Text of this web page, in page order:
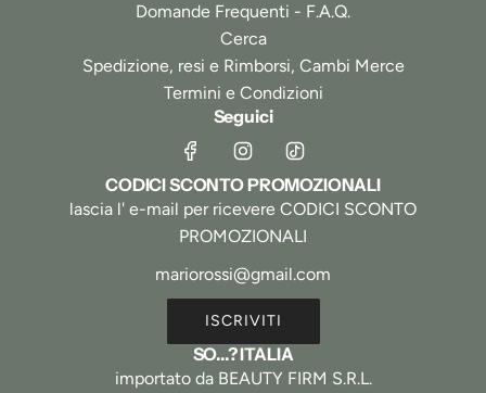
Domande Frequenti - F.A.Q.
Cerca
Spedizione, resi e Rimborsi, Cambi Merce
Termini e Condizioni
Seguici
CODICI SCONTO PROMOZIONALI
lascia l' e-mail per ricevere CODICI SCONTO
PROMOZIONALI
ISCRIVITI
SO...? ITALIA
importato da BEAUTY FIRM S.R.L.